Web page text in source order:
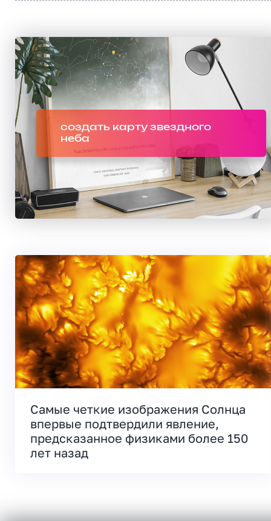
создать карту звездного
неба
Самые четкие изображения Солнца
впервые подтвердили явление,
предсказанное физиками более 150
лет назад